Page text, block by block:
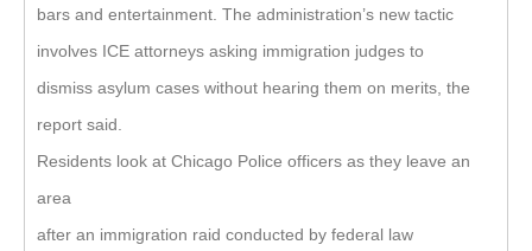
bars and entertainment. The administration’s new tactic
involves ICE attorneys asking immigration judges to
dismiss asylum cases without hearing them on merits, the
report said.
Residents look at Chicago Police officers as they leave an
area
after an immigration raid conducted by federal law